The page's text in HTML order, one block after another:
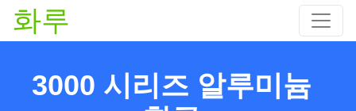
화루
3000 시리즈 알루미늄